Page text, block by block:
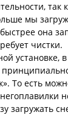
так
мы
она
чистки.
установке,
То есть
загружать